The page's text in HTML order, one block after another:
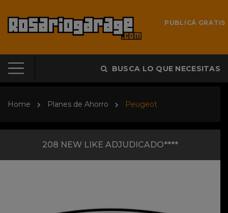
PUBLICÁ GRATIS
BUSCA LO QUE NECESITAS
Home Planes de Ahorro Peugeot
208 NEW LIKE ADJUDICADO****